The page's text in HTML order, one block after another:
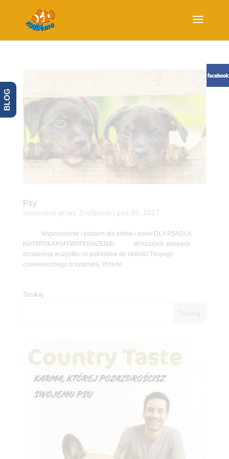
Psy
utworzone przez ZooNemo paź 29, 2017
Wyposażenie i pokarm dla kotów i psów DLA PSADLA
KOTAPOKARMYWYPOSAŻENIE W naszych sklepach
dostaniesz wszystko co potrzebne do radości Twojego
czworonożnego przyjaciela. Przede...
Szukaj
BLOG